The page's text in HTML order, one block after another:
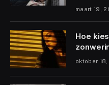
maart 19,
Hoe
oktober